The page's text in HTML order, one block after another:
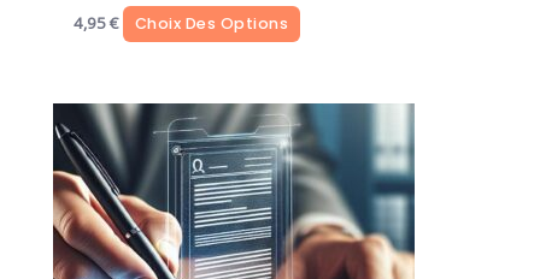
4,95€ Choix Des Options